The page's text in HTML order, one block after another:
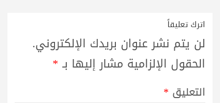
اترك تعليقاً
لن يتم نشر عنوان بريدك الإلكتروني.
الحقول الإلزامية مشار إليها بـ*
التعليق *